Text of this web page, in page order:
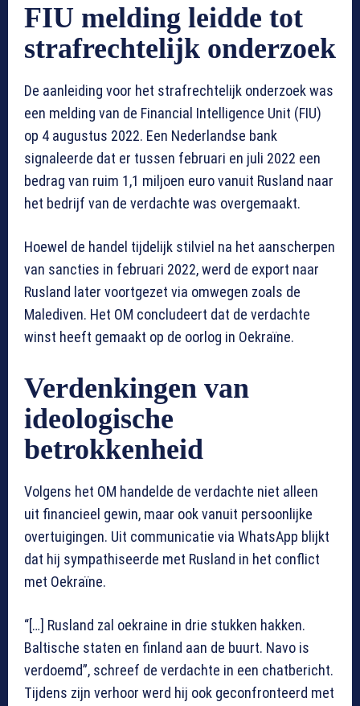
FIU melding leidde tot
strafrechtelijk onderzoek
De aanleiding voor het strafrechtelijk onderzoek was
een melding van de Financial Intelligence Unit (FIU)
op 4 augustus 2022. Een Nederlandse bank
signaleerde dat er tussen februari en juli 2022 een
bedrag van ruim 1,1 miljoen euro vanuit Rusland naar
het bedrijf van de verdachte was overgemaakt.
Hoewel de handel tijdelijk stilviel na het aanscherpen
van sancties in februari 2022, werd de export naar
Rusland later voortgezet via omwegen zoals de
Malediven. Het OM concludeert dat de verdachte
winst heeft gemaakt op de oorlog in Oekraïne.
Verdenkingen van
ideologische
betrokkenheid
Volgens het OM handelde de verdachte niet alleen
uit financieel gewin, maar ook vanuit persoonlijke
overtuigingen. Uit communicatie via WhatsApp blijkt
dat hij sympathiseerde met Rusland in het conflict
met Oekraïne.
“[…] Rusland zal oekraine in drie stukken hakken.
Baltische staten en finland aan de buurt. Navo is
verdoemd”, schreef de verdachte in een chatbericht.
Tijdens zijn verhoor werd hij ook geconfronteerd met